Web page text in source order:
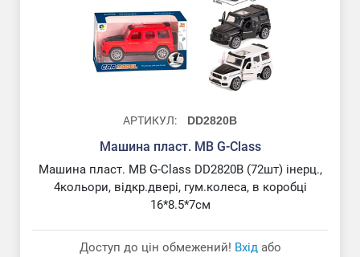
АРТИКУЛ: DD2820B
Машина пласт. MB G-Class
Машина пласт. MB G-Class DD2820B (72шт) інерц.,
4кольори, відкр.двері, гум.колеса, в коробці
16*8.5*7см
Доступ до цін обмежений! Вхід або